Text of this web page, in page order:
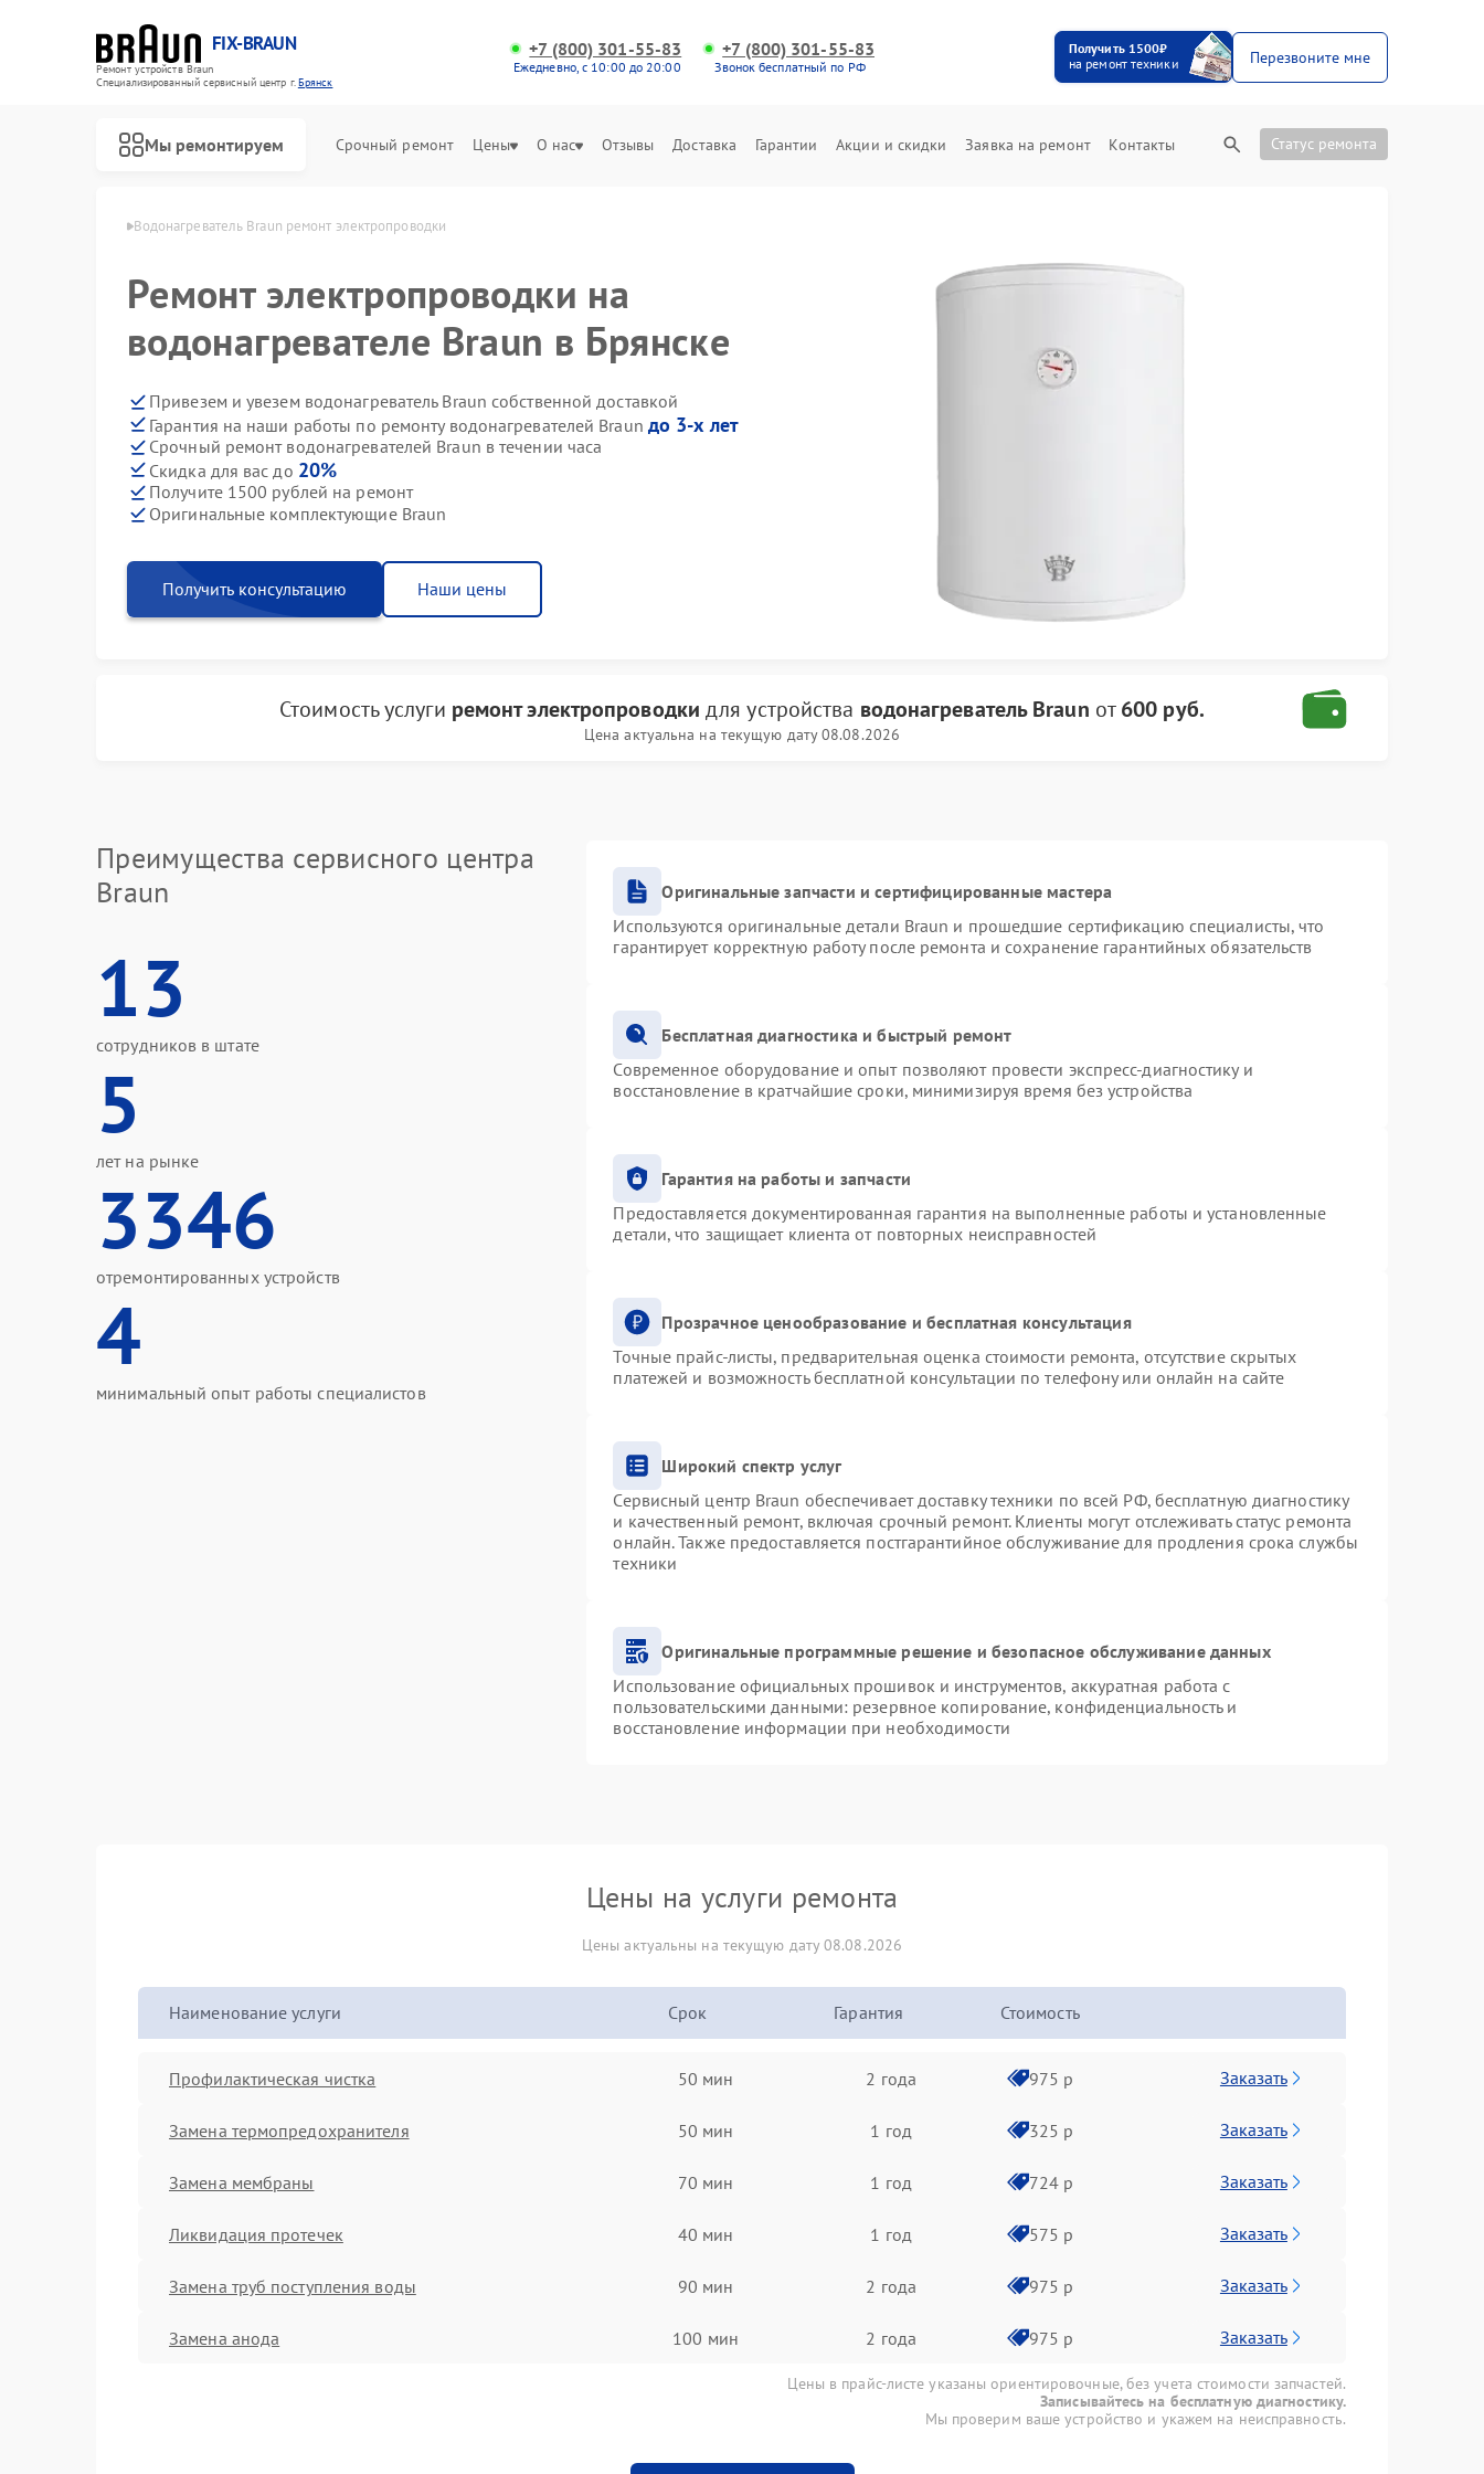
FIX-BRAUN
Ремонт устройств Braun
Специализированный cервисный центр г.Брянск
+7 (800) 301-55-83
Ежедневно, с 10:00 до 20:00
+7 (800) 301-55-83
Звонок бесплатный по РФ
Получить 1500₽
на ремонт техники
Перезвоните мне
Мы ремонтируем Срочный ремонт Цены О нас Отзывы Доставка Гарантии Акции и скидки Заявка на ремонт Контакты Статус ремонта
Водонагреватель Braun ремонт электропроводки
Ремонт электропроводки на
водонагревателе Braun в Брянске
Привезем и увезем водонагреватель Braun собственной доставкой
Гарантия на наши работы по ремонту водонагревателей Braun до 3-х лет
Срочный ремонт водонагревателей Braun в течении часа
Скидка для вас до 20%
Получите 1500 рублей на ремонт
Оригинальные комплектующие Braun
Получить консультацию Наши цены
Стоимость услуги ремонт электропроводки для устройства водонагреватель Braun от600 руб.
Цена актуальна на текущую дату 08.08.2026
Преимущества сервисного центра
Braun
13
сотрудников в штате
5
лет на рынке
3346
отремонтированных устройств
4
минимальный опыт работы специалистов
Оригинальные запчасти и сертифицированные мастера
Используются оригинальные детали Braun и прошедшие сертификацию специалисты, что
гарантирует корректную работу после ремонта и сохранение гарантийных обязательств
Бесплатная диагностика и быстрый ремонт
Современное оборудование и опыт позволяют провести экспресс-диагностику и
восстановление в кратчайшие сроки, минимизируя время без устройства
Гарантия на работы и запчасти
Предоставляется документированная гарантия на выполненные работы и установленные
детали, что защищает клиента от повторных неисправностей
Прозрачное ценообразование и бесплатная консультация
Точные прайс-листы, предварительная оценка стоимости ремонта, отсутствие скрытых
платежей и возможность бесплатной консультации по телефону или онлайн на сайте
Широкий спектр услуг
Сервисный центр Braun обеспечивает доставку техники по всей РФ, бесплатную диагностику
и качественный ремонт, включая срочный ремонт. Клиенты могут отслеживать статус ремонта
онлайн. Также предоставляется постгарантийное обслуживание для продления срока службы
техники
Оригинальные программные решение и безопасное обслуживание данных
Использование официальных прошивок и инструментов, аккуратная работа с
пользовательскими данными: резервное копирование, конфиденциальность и
восстановление информации при необходимости
Цены на услуги ремонта
Цены актуальны на текущую дату 08.08.2026
Наименование услуги Срок Гарантия Стоимость
Профилактическая чистка 50 мин 2 года 975 р Заказать
Замена термопредохранителя 50 мин 1 год 325 р Заказать
Замена мембраны 70 мин 1 год 724 р Заказать
Ликвидация протечек 40 мин 1 год 575 р Заказать
Замена труб поступления воды 90 мин 2 года 975 р Заказать
Замена анода 100 мин 2 года 975 р Заказать
Цены в прайс-листе указаны ориентировочные, без учета стоимости запчастей.
Записывайтесь на бесплатную диагностику.
Мы проверим ваше устройство и укажем на неисправность.